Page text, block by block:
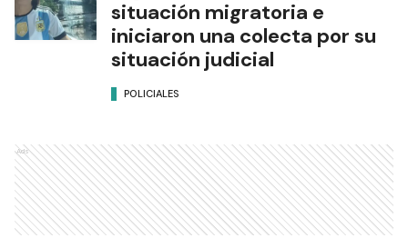
situación migratoria e
iniciaron una colecta por su
situación judicial
POLICIALES
Ads